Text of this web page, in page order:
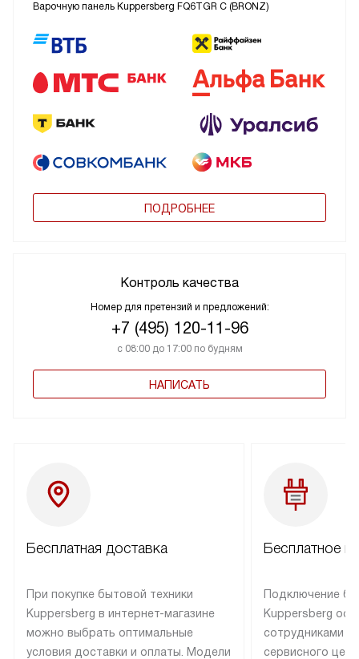
Варочную панель Kuppersberg FQ6TGR C (BRONZ)
ПОДРОБНЕЕ
Контроль качества
Номер для претензий и предложений:
+7 (495) 120-11-96
с 08:00 до 17:00 по будням
НАПИСАТЬ
Бесплатная доставка
При покупке бытовой техники
Kuppersberg в интернет-магазине
можно выбрать оптимальные
условия доставки и оплаты. Модели
Бесплатное
Подключение
Kuppersberg
сотрудниками
сервисного